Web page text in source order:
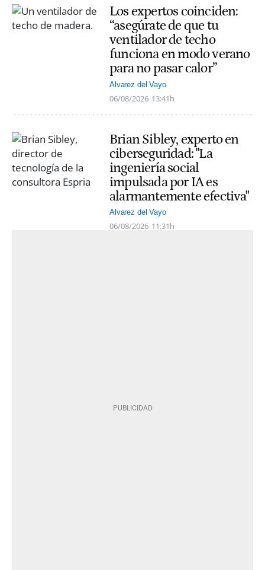
Los expertos coinciden:
“asegúrate de que tu
ventilador de techo
funciona en modo verano
para no pasar calor”
Alvarez del Vayo
06/08/2026 13:41h
Brian Sibley, experto en
ciberseguridad: "La
ingeniería social
impulsada por IA es
alarmantemente efectiva"
Alvarez del Vayo
06/08/2026 11:31h